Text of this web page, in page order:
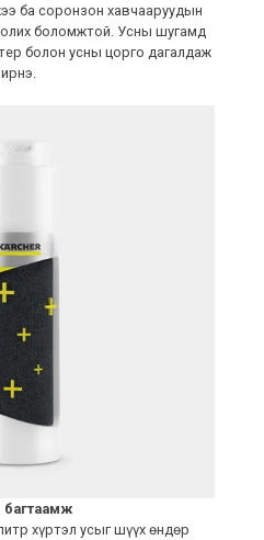
ба соронзон хавчааруудын
боломжтой. Усны шугамд
болон усны цорго дагалдаж
ирнэ.
багтаамж
хүртэл усыг шүүх өндөр